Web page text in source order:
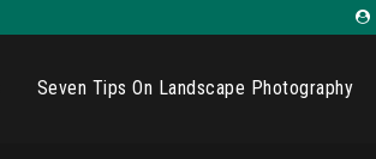
Seven Tips On Landscape Photography